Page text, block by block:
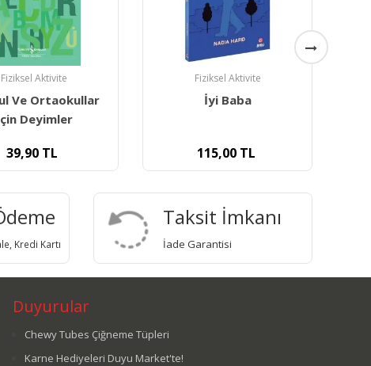
Fiziksel Aktivite
İyi Baba
115,00 TL
Fiziksel Aktivite
Annelere Masallar
100,00TL
Kredi Kartı
Taksit İmkanı
İade Garantisi
Duyurular
Chewy Tubes Çiğneme Tüpleri
Karne Hediyeleri Duyu Market'te!